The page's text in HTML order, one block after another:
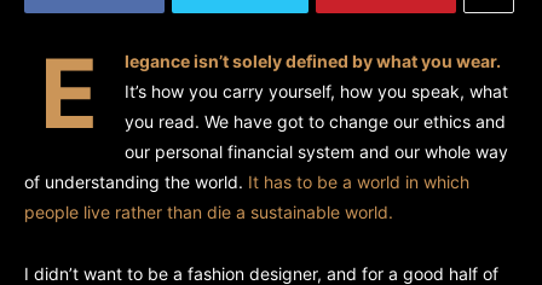
E
legance isn’t solely defined by what you wear.
It’s how you carry yourself, how you speak, what
you read. We have got to change our ethics and
our personal financial system and our whole way
of understanding the world. It has to be a world in which
people live rather than die a sustainable world.
I didn’t want to be a fashion designer, and for a good half of